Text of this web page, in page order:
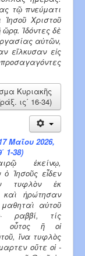
τῷ πνεύματι
Χριστοῦ
Ἰδόντες δὲ
αὐτῶν,
εἵλκυσαν εἰς
Κυριακῆς
ις΄ 16-34)
Μαΐου 2026,
1-38)
ἐκείνῳ,
Ἰησοῦς εἶδεν
τυφλὸν ἐκ
καὶ ἠρώτησαν
αὐτοῦ
ραββί, τίς
οὗτος ἢ οἱ
ἵνα τυφλὸς
οὔτε οἱ